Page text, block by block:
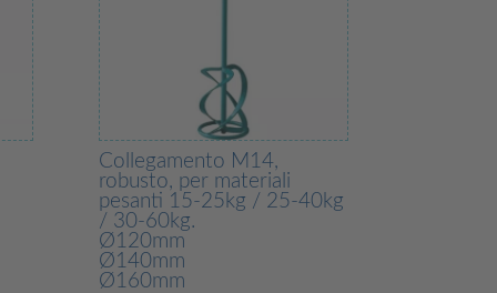
Collegamento M14,
robusto, per materiali
pesanti 15-25kg / 25-40kg
/ 30-60kg.
Ø120mm
Ø140mm
Ø160mm